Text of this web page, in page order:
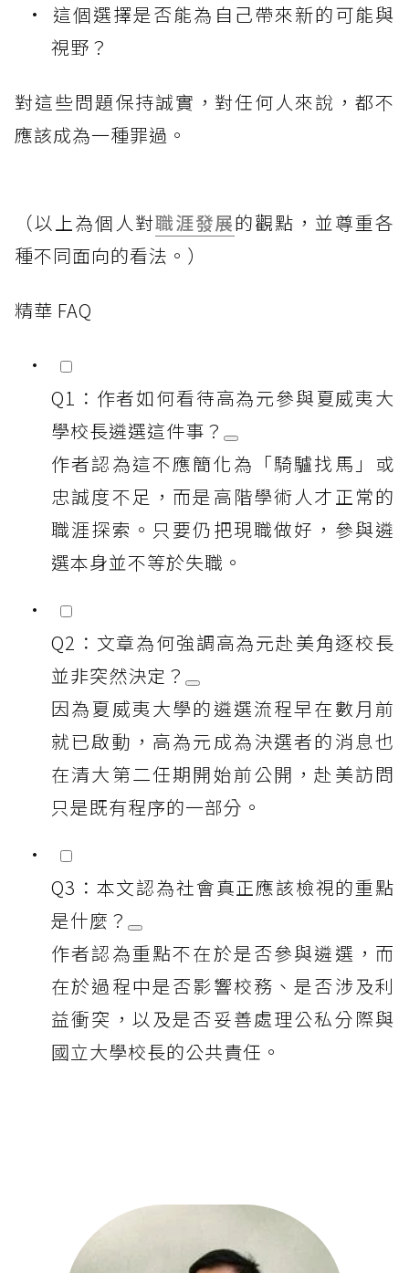
這個選擇是否能為自己帶來新的可能與
視野？
對這些問題保持誠實，對任何人來說，都不
應該成為一種罪過。
（以上為個人對職涯發展的觀點，並尊重各
種不同面向的看法。）
精華 FAQ
Q1：作者如何看待高為元參與夏威夷大
學校長遴選這件事？
作者認為這不應簡化為「騎驢找馬」或
忠誠度不足，而是高階學術人才正常的
職涯探索。只要仍把現職做好，參與遴
選本身並不等於失職。
Q2：文章為何強調高為元赴美角逐校長
並非突然決定？
因為夏威夷大學的遴選流程早在數月前
就已啟動，高為元成為決選者的消息也
在清大第二任期開始前公開，赴美訪問
只是既有程序的一部分。
Q3：本文認為社會真正應該檢視的重點
是什麼？
作者認為重點不在於是否參與遴選，而
在於過程中是否影響校務、是否涉及利
益衝突，以及是否妥善處理公私分際與
國立大學校長的公共責任。